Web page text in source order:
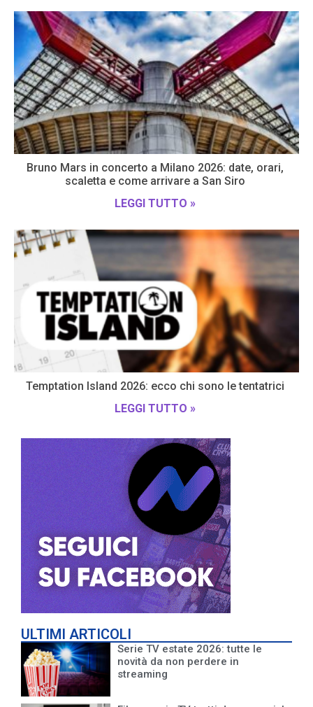
Bruno Mars in concerto a Milano 2026: date, orari,
scaletta e come arrivare a San Siro
LEGGI TUTTO »
Temptation Island 2026: ecco chi sono le tentatrici
LEGGI TUTTO »
ULTIMI ARTICOLI
Serie TV estate 2026: tutte le
novità da non perdere in
streaming